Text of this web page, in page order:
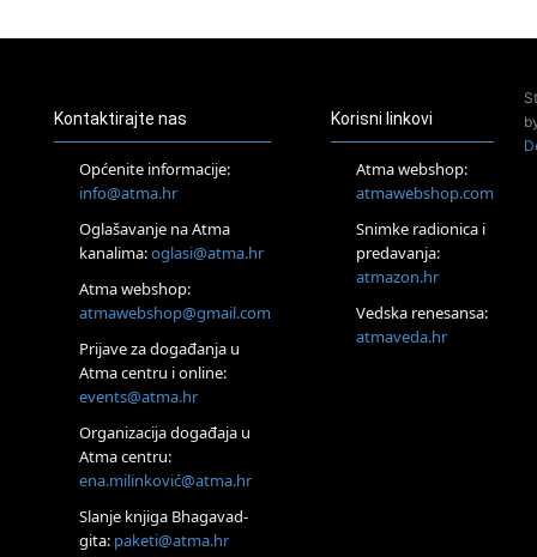
Pjesma srca / Zagreb
Tečaj Višeg Vodstva, razvijanja intuicije i Akaša zapisa
Online
Upisi u program Profesionalni hipnoterapeut — nova
Online
Postanite Nositelj Vibracije Nove Zemlje
Visoko
Alemka Dauskardt – Jednodnevna radionica sistemskih
konstelacija
Zagreb
HOD PO ŽERAVICI – Seminar koji mijenja tijelo, duh i um
SoulFest – Festival glazbe, mudrosti i zajedništva
Kontaktirajte nas
Općenite informacije:
info@atma.hr
Oglašavanje na Atma
kanalima:oglasi@atma.hr
Atma webshop:
atmawebshop@gmail.com
Prijave za događanja u
Atma centru i online:
events@atma.hr
Organizacija događaja u
Atma centru:
ena.milinković@atma.hr
Slanje knjiga Bhagavad-
gita: paketi@atma.hr
Korisni linkovi
Atma webshop:
atmawebshop.com
Snimke radionica i
predavanja:
atmazon.hr
Vedska renesansa:
atmaveda.hr